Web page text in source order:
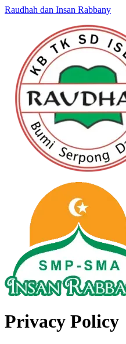
Raudhah dan Insan Rabbany
Privacy Policy